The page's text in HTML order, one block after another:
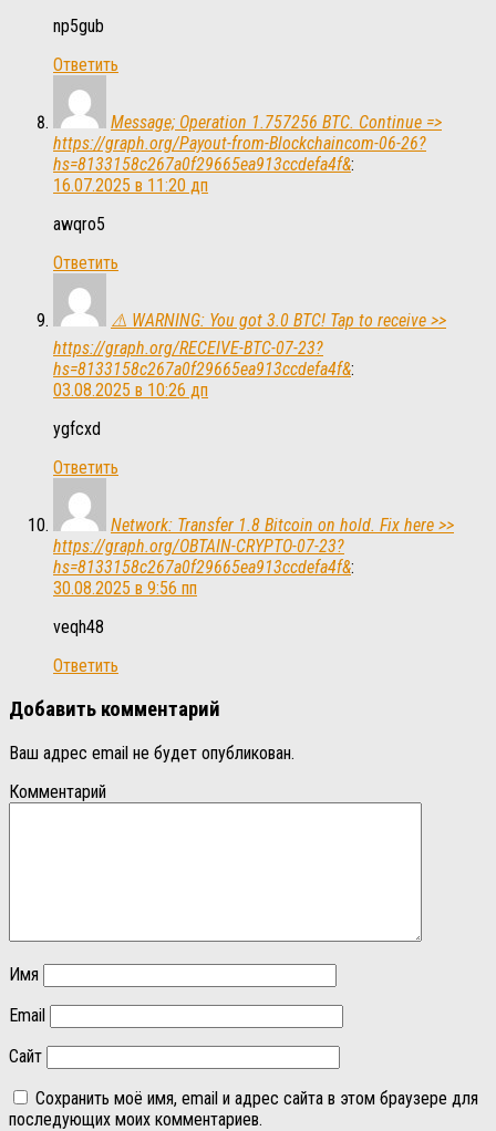
np5gub
Ответить
Message; Operation 1.757256 BTC. Continue =>
https://graph.org/Payout-from-Blockchaincom-06-26?
hs=8133158c267a0f29665ea913ccdefa4f&:
16.07.2025 в 11:20 дп
awqro5
Ответить
⚠️ WARNING: You got 3.0 BTC! Tap to receive >>
https://graph.org/RECEIVE-BTC-07-23?
hs=8133158c267a0f29665ea913ccdefa4f&:
03.08.2025 в 10:26 дп
ygfcxd
Ответить
Network: Transfer 1.8 Bitcoin on hold. Fix here >>
https://graph.org/OBTAIN-CRYPTO-07-23?
hs=8133158c267a0f29665ea913ccdefa4f&:
30.08.2025 в 9:56 пп
veqh48
Ответить
Добавить комментарий
Ваш адрес email не будет опубликован.
Комментарий
Имя
Email
Сайт
Сохранить моё имя, email и адрес сайта в этом браузере для
последующих моих комментариев.